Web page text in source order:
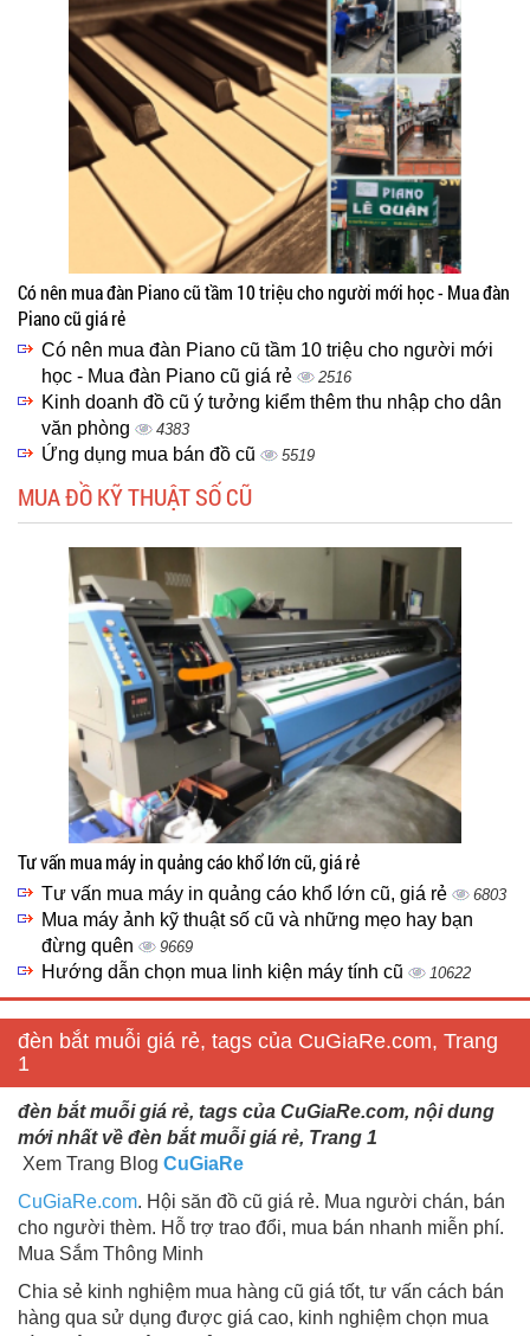
Có nên mua đàn Piano cũ tầm 10 triệu cho người mới học - Mua đàn
Piano cũ giá rẻ
Có nên mua đàn Piano cũ tầm 10 triệu cho người mới
học - Mua đàn Piano cũ giá rẻ
2516
Kinh doanh đồ cũ ý tưởng kiểm thêm thu nhập cho dân
văn phòng
4383
Ứng dụng mua bán đồ cũ 5519
MUA ĐỒ KỸ THUẬT SỐ CŨ
Tư vấn mua máy in quảng cáo khổ lớn cũ, giá rẻ
Tư vấn mua máy in quảng cáo khổ lớn cũ, giá rẻ 6803
Mua máy ảnh kỹ thuật số cũ và những mẹo hay bạn
đừng quên
9669
Hướng dẫn chọn mua linh kiện máy tính cũ 10622
đèn bắt muỗi giá rẻ, tags của CuGiaRe.com, Trang
1
đèn bắt muỗi giá rẻ, tags của CuGiaRe.com, nội dung
mới nhất về đèn bắt muỗi giá rẻ, Trang 1
Xem Trang Blog CuGiaRe
CuGiaRe.com. Hội săn đồ cũ giá rẻ. Mua người chán, bán
cho người thèm. Hỗ trợ trao đổi, mua bán nhanh miễn phí.
Mua Sắm Thông Minh
Chia sẻ kinh nghiệm mua hàng cũ giá tốt, tư vấn cách bán
hàng qua sử dụng được giá cao, kinh nghiệm chọn mua